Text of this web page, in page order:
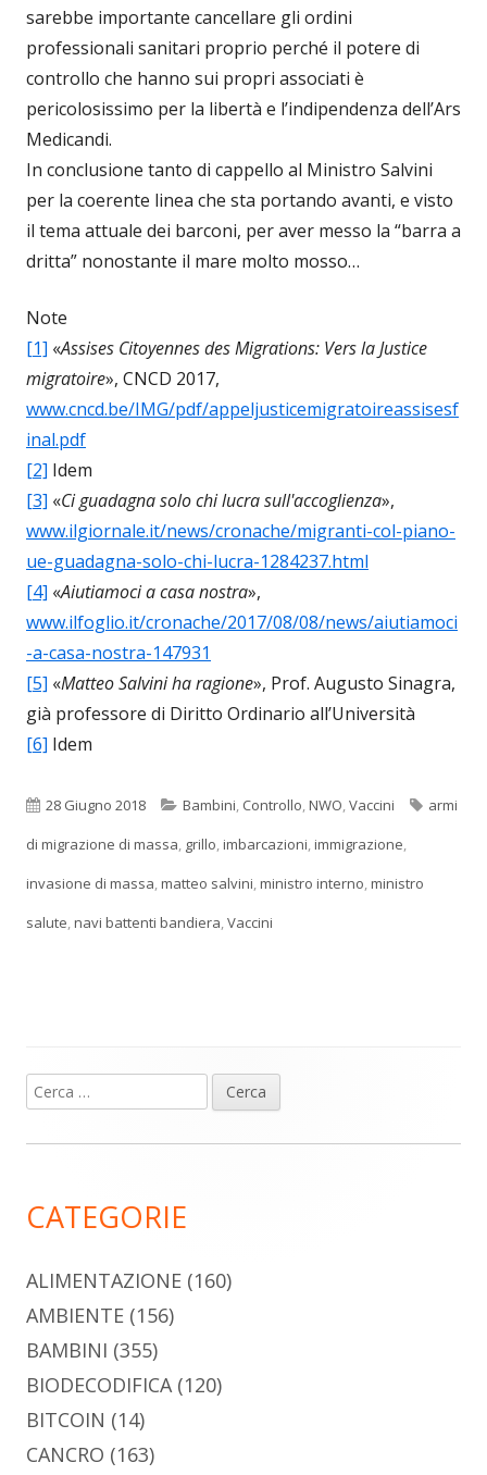
sarebbe importante cancellare gli ordini
professionali sanitari proprio perché il potere di
controllo che hanno sui propri associati è
pericolosissimo per la libertà e l’indipendenza dell’Ars
Medicandi.
In conclusione tanto di cappello al Ministro Salvini
per la coerente linea che sta portando avanti, e visto
il tema attuale dei barconi, per aver messo la “barra a
dritta” nonostante il mare molto mosso…
Note
[1] «Assises Citoyennes des Migrations: Vers la Justice
migratoire», CNCD 2017,
www.cncd.be/IMG/pdf/appeljusticemigratoireassisesf
inal.pdf
[2] Idem
[3] «Ci guadagna solo chi lucra sull'accoglienza»,
www.ilgiornale.it/news/cronache/migranti-col-piano-
ue-guadagna-solo-chi-lucra-1284237.html
[4] «Aiutiamoci a casa nostra»,
www.ilfoglio.it/cronache/2017/08/08/news/aiutiamoci
-a-casa-nostra-147931
[5] «Matteo Salvini ha ragione», Prof. Augusto Sinagra,
già professore di Diritto Ordinario all’Università
[6] Idem
Pubblicato
28 Giugno 2018 Categorie
Bambini, Controllo,NWO,Vaccini Tag
armi
di migrazione di massa, grillo,imbarcazioni,immigrazione,
invasione di massa,matteo salvini,ministro interno,ministro
salute,navi battenti bandiera,Vaccini
Barra
laterale
Ricerca
per:
CATEGORIE
ALIMENTAZIONE (160)
AMBIENTE (156)
BAMBINI (355)
BIODECODIFICA(120)
BITCOIN (14)
CANCRO (163)